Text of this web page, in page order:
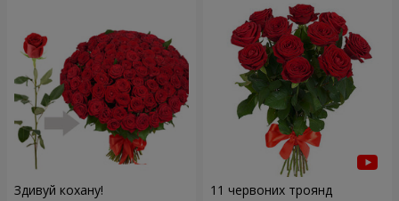
Здивуй кохану! 11 червоних троянд